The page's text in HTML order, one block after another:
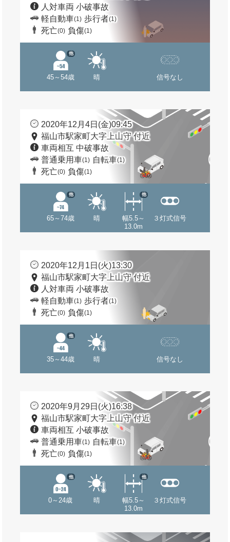
人対車両 小破事故
軽自動車(1) 歩行者(1)
死亡(0) 負傷(1)
45～54歳
他
晴 信号なし
2020年12月4日(金)09:45
福山市駅家町大字上山守 付近
車両相互 中破事故
普通乗用車(1) 自転車(1)
死亡(0) 負傷(1)
65～74歳
他
晴
幅5.5～
13.0m
他
３灯式信号
2020年12月1日(火)13:30
福山市駅家町大字上山守 付近
人対車両 小破事故
軽自動車(1) 歩行者(1)
死亡(0) 負傷(1)
35～44歳
他
晴 信号なし
2020年9月29日(火)16:38
福山市駅家町大字上山守 付近
車両相互 小破事故
普通乗用車(1) 自転車(1)
死亡(0) 負傷(1)
0～24歳
他
晴
幅5.5～
13.0m
他
３灯式信号